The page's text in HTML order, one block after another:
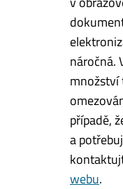
náročná.
případě,
a
webu.